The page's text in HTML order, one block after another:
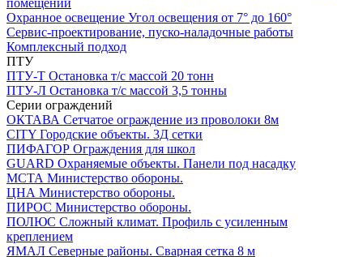
помещений
Охранное освещение Угол освещения от 7° до 160°
Сервис-проектирование, пуско-наладочные работы
Комплексный подход
ПТУ
ПТУ-Т Остановка т/c массой 20 тонн
ПТУ-Л Остановка т/c массой 3,5 тонны
Серии ограждений
ОКТАВА Сетчатое ограждение из проволоки 8м
CITY Городские объекты. 3Д сетки
ПИФАГОР Ограждения для школ
GUARD Охраняемые объекты. Панели под насадку
МСТА Министерство обороны.
ЦНА Министерство обороны.
ПИРОС Министерство обороны.
ПОЛЮС Сложный климат. Профиль с усиленным
креплением
ЯМАЛ Северные районы. Сварная сетка 8 м